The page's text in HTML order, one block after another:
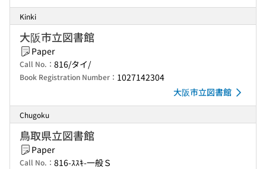
Kinki
大阪市立図書館
Paper
Call No.： 816/タイ/
Book Registration Number： 1027142304
大阪市立図書館
Chugoku
鳥取県立図書館
Paper
Call No.： 816-ｽｽｷ-一般Ｓ